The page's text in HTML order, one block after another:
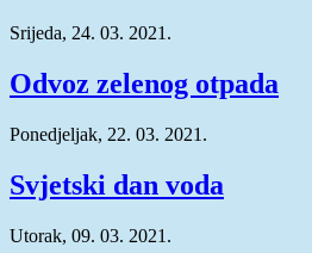
Srijeda, 24. 03. 2021.
Odvoz zelenog otpada
Ponedjeljak, 22. 03. 2021.
Svjetski dan voda
Utorak, 09. 03. 2021.